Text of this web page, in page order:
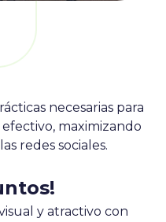
necesarias para
maximizando
redes sociales.
y atractivo con